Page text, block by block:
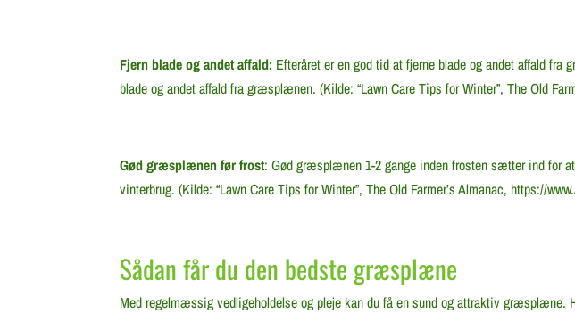
Fjern blade og andet affald: Efteråret er en god tid at fjerne blade og andet affald
blade og andet affald fra græsplænen. (Kilde: “Lawn Care Tips for Winter”, The Old
Gød græsplænen før frost: Gød græsplænen 1-2 gange inden frosten sætter ind for
vinterbrug. (Kilde: “Lawn Care Tips for Winter”, The Old Farmer’s Almanac, https://
Sådan får du den bedste græsplæne
Med regelmæssig vedligeholdelse og pleje kan du få en sund og attraktiv